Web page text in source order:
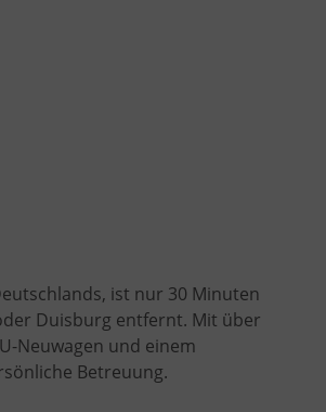
ist nur 30 Minuten
Duisburg entfernt. Mit über
Neuwagen und einem
Betreuung.